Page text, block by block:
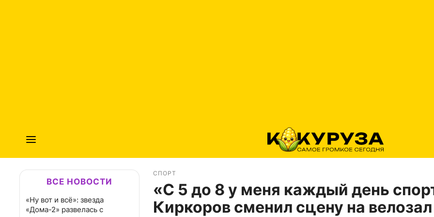
ВСЕ НОВОСТИ
«Ну вот и всё»: звезда
«Дома-2» развелась с
СПОРТ
«С 5 до 8 у меня каждый день
Киркоров сменил сцену на велозал